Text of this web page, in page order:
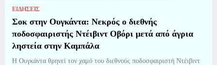
ΕΙΔΗΣΕΙΣ
Σοκ στην Ουγκάντα: Νεκρός ο διεθνής
ποδοσφαιριστής Ντέιβιντ Οβόρι μετά από άγρια
ληστεία στην Καμπάλα
Η Ουγκάντα θρηνεί τον χαμό του διεθνούς ποδοσφαιριστή Ντέιβιντ